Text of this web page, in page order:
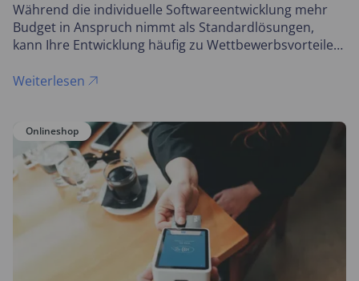
Während die individuelle Softwareentwicklung mehr
Budget in Anspruch nimmt als Standardlösungen,
kann Ihre Entwicklung häufig zu Wettbewerbsvorteilen
Softwareentwicklung für Sie lohnt – und wann nicht.
Weiterlesen
Onlineshop